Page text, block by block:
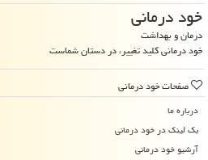
خود درمانی
درمان و بهداشت
خود درمانی کلید تغییر، در دستان شماست
صفحات خود درمانی
درباره ما
بک لینک در خود درمانی
آرشیو خود درمانی